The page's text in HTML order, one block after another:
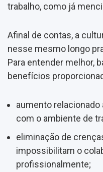
trabalho, como já
Afinal de contas, a
nesse mesmo longo
Para entender melhor,
benefícios
aumento
com o ambiente de
eliminação de
impossibilitam o
profissionalmente;